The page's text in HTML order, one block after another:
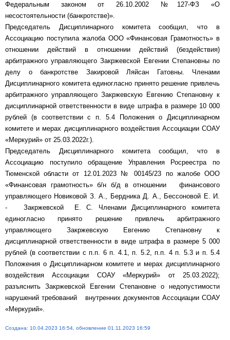
Федеральным законом от 26.10.2002 №127-ФЗ «О
несостоятельности (банкротстве)».
Председатель Дисциплинарного комитета сообщил, что в
Ассоциацию поступила жалоба ООО «Финансовая Грамотность» в
отношении действий в отношении действий (бездействия)
арбитражного управляющего Закржевской Евгении Степановны по
делу о банкротстве Закировой Ляйсан Гатовны. Членами
Дисциплинарного комитета единогласно принято решение привлечь
арбитражного управляющего Закржевскую Евгению Степановну к
дисциплинарной ответственности в виде штрафа в размере 10 000
рублей (в соответствии с п. 5.4 Положения о Дисциплинарном
комитете и мерах дисциплинарного воздействия Ассоциации СОАУ
«Меркурий» от 25.03.2022г.).
Председатель Дисциплинарного комитета сообщил, что в
Ассоциацию поступило обращение Управления Росреестра по
Тюменской области от 12.01.2023 № 00145/23 по жалобе ООО
«Финансовая грамотность» б/н б/д в отношении финансового
управляющего Новиковой З. А., Бердника Д. А., Бессоновой Е. И.
- Закржевской Е. С. Членами Дисциплинарного комитета
единогласно принято решение привлечь арбитражного
управляющего Закржевскую Евгению Степановну к
дисциплинарной ответственности в виде штрафа в размере 5 000
рублей (в соответствии с п.п. 6 п. 4.1, п. 5.2, п.п. 4 п. 5.3 и п. 5.4
Положения о Дисциплинарном комитете и мерах дисциплинарного
воздействия Ассоциации СОАУ «Меркурий» от 25.03.2022);
разъяснить Закржевской Евгении Степановне о недопустимости
нарушений требований внутренних документов Ассоциации СОАУ
«Меркурий».
Создана: 10.04.2023 16:54, обновление 01.11.2023 16:59